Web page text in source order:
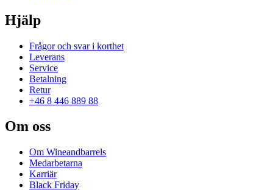
Hjälp
Frågor och svar i korthet
Leverans
Service
Betalning
Retur
+46 8 446 889 88
Om oss
Om Wineandbarrels
Medarbetarna
Karriär
Black Friday